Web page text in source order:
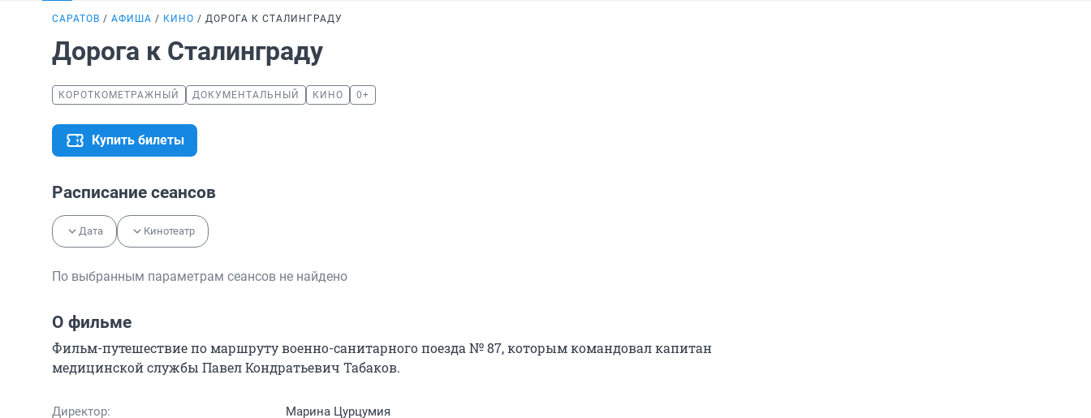
САРАТОВ АФИША КИНО ДОРОГА К СТАЛИНГРАДУ
Дорога к Сталинграду
КОРОТКОМЕТРАЖНЫЙ ДОКУМЕНТАЛЬНЫЙ КИНО 0+
Купить билеты
Расписание сеансов
Дата Кинотеатр
По выбранным параметрам сеансов не найдено
О фильме
Фильм-путешествие по маршруту военно-санитарного поезда № 87, которым командовал капитан
медицинской службы Павел Кондратьевич Табаков.
Директор: Марина Цурцумия